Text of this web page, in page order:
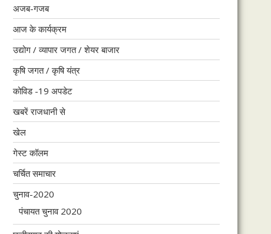
अजब-गजब
आज के कार्यक्रम
उद्योग / व्यापार जगत / शेयर बाजार
कृषि जगत / कृषि यंत्र
कोविड -19 अपडेट
खबरें राजधानी से
खेल
गेस्ट कॉलम
चर्चित समाचार
चुनाव-2020
पंचायत चुनाव 2020